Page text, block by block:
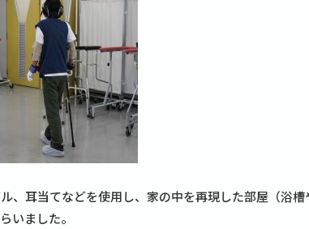
、耳当てなどを使用し、家の中を再現した部屋（浴
いました。